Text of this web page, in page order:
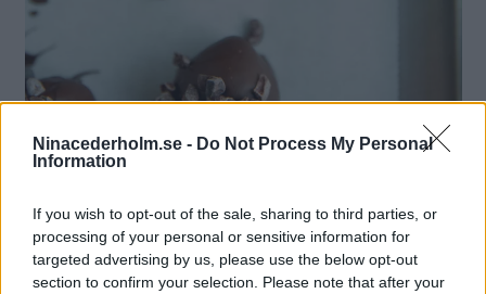
Ninacederholm.se - Do Not Process My Personal
Information
If you wish to opt-out of the sale, sharing to third parties, or
processing of your personal or sensitive information for
targeted advertising by us, please use the below opt-out
section to confirm your selection. Please note that after your
Arraksbollar – doppade i choklad